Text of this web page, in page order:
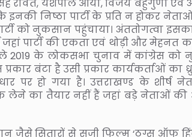
रावत, यशपाल आर्या, विजय बहुगुणा एवं
निष्ठा पार्टी के प्रति न होकर
को नुकसान पहुंचाया। अंततोगत्वा
पार्टी की एकता एवं थोड़ी और मेहनत
के लोकसभा चुनाव में कांग्रेस को
प्रकार बंटा है उसी प्रकार कार्यकर्ताओं
पर हो गया है। उत्तराखण्ड के शीर्ष
लेने का तैयार नहीं हैं जहां बड़े नेताओं
जैसे सितारों से सजी फिल्म ‘ठग्स ऑफ